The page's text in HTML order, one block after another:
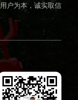
用户为本，诚实取信